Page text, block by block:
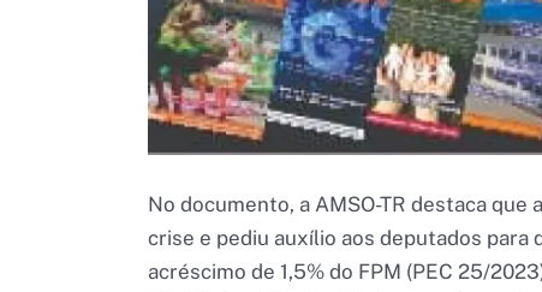
No documento, a AMSO-TR destaca
crise e pediu auxílio aos deputados para
acréscimo de 1,5% do FPM (PEC 25/